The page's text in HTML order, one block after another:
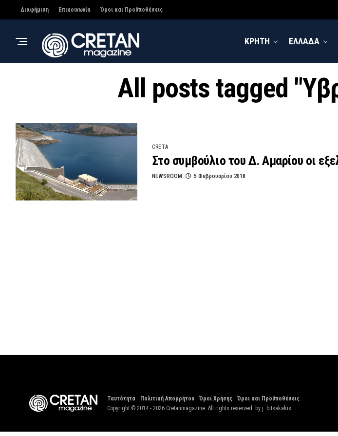
Διαφήμιση Επικοινωνία Όροι και Προϋποθέσεις
ΚΡΗΤΗ ΕΛΛΑΔΑ
All posts tagged
CRETA
Στο συμβούλιο του Δ. Αμαρίου οι
NEWSROOM 5 Φεβρουαρίου 2018
Ταυτότητα Πολιτική Απορρήτου Όροι Χρήσης
Όροι και Προϋποθέσεις
Copyright © 2014 - 2026 Cretanmagazine. All rights reserved. by j. bitsakakis